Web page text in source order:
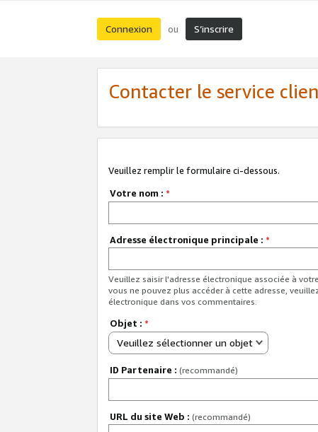
Connexion ou S’inscrire
Contacter le service
Veuillez remplir le formulaire ci-dessous.
Votre nom : *
Adresse électronique principale : *
Veuillez saisir l'adresse électronique associée à
vous ne pouvez plus accéder à cette adresse,
électronique dans vos commentaires.
Objet : *
Veuillez sélectionner un objet
ID Partenaire : (recommandé)
URL du site Web : (recommandé)